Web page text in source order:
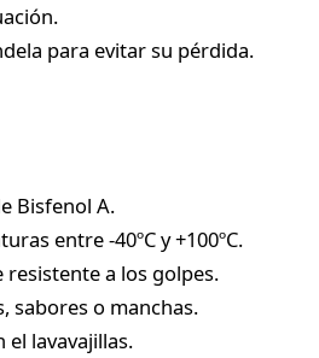
para evitar su pérdida.
Bisfenol A.
entre -40ºC y +100ºC.
a los golpes.
sabores o manchas.
el lavavajillas.